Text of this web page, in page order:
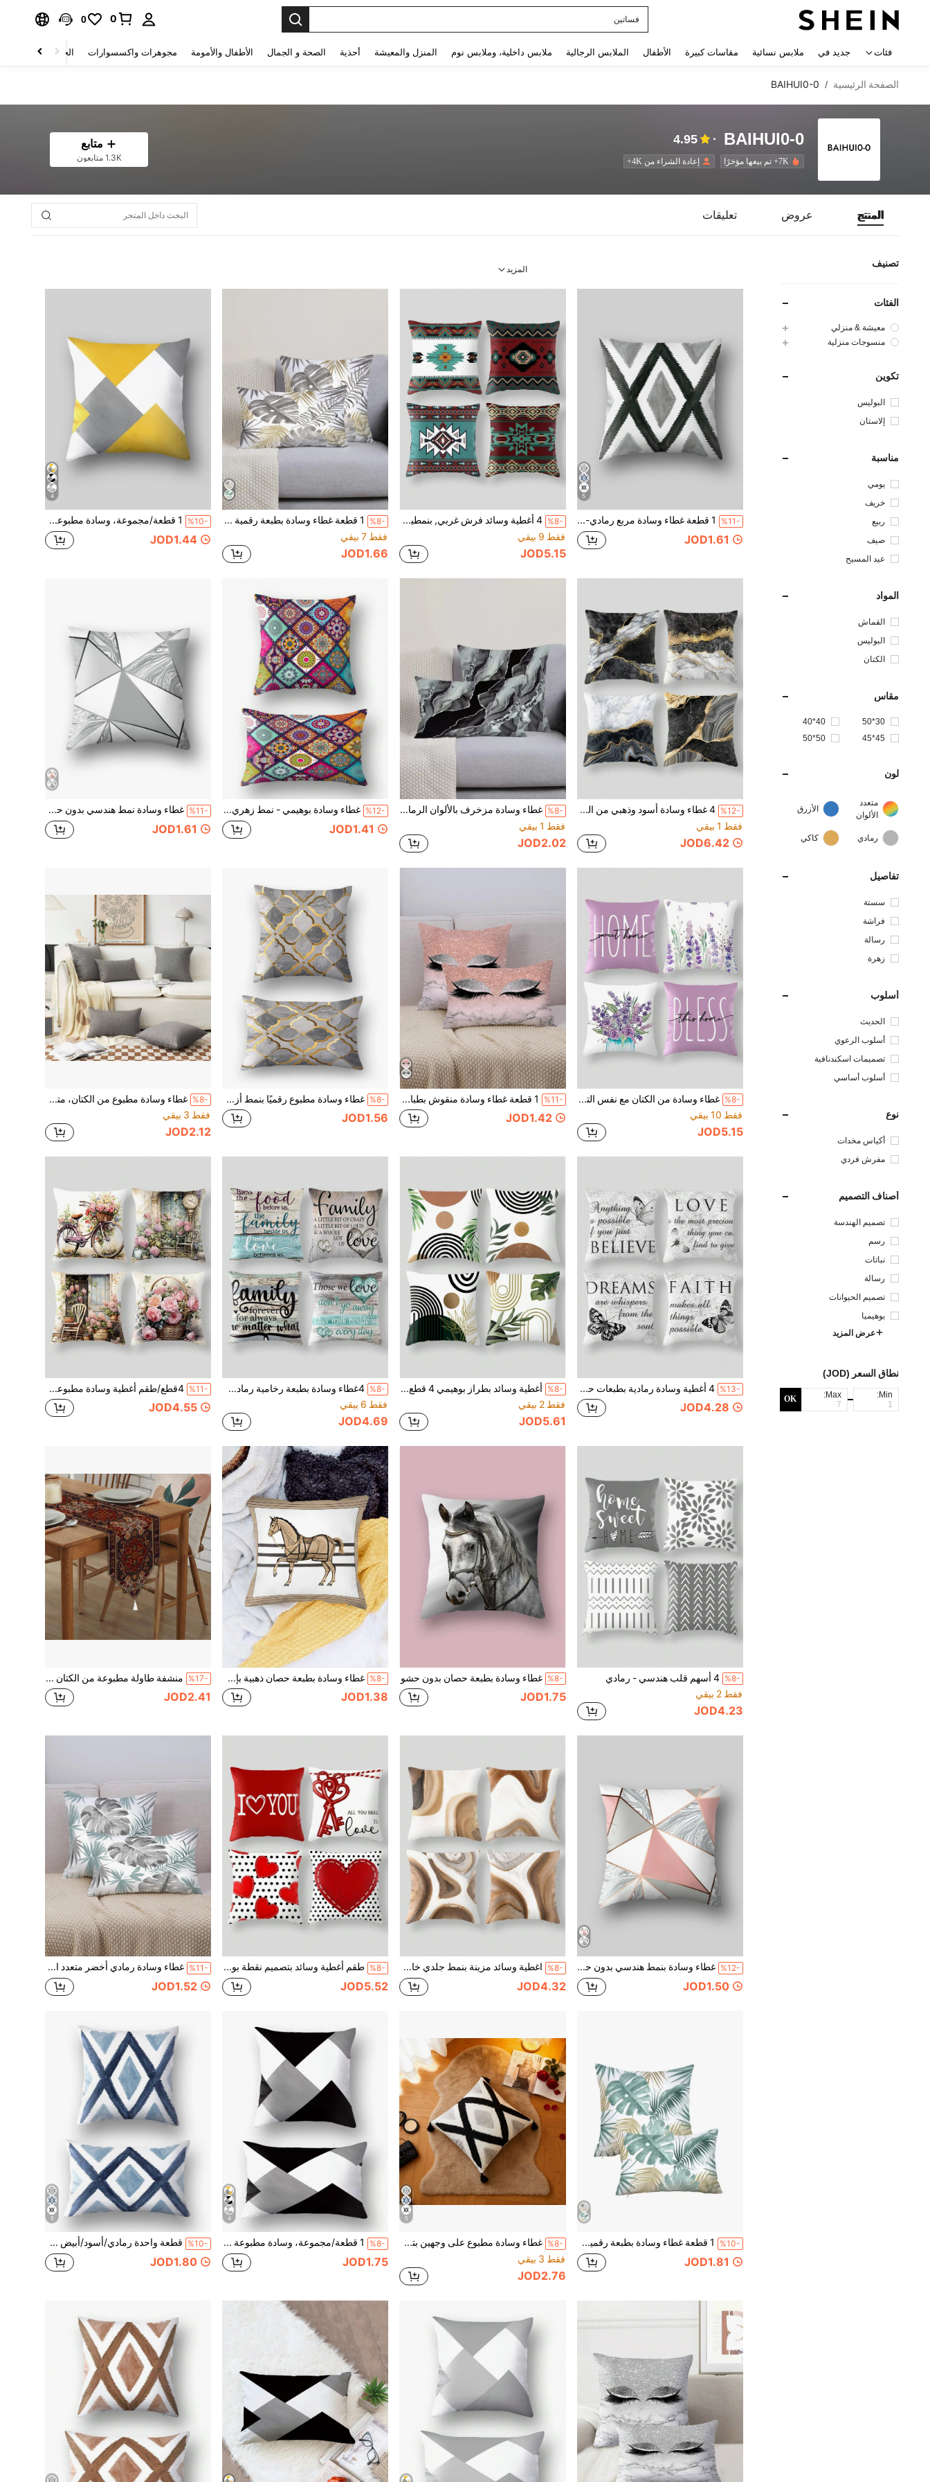
فستان
0
0
فئات جديد في ملابس نسائية مقاسات كبيرة الأطفال الملابس الرجالية ملابس داخلية، وملابس نوم المنزل والمعيشة أحذية الصحة و الجمال الأطفال والأمومة مجوهرات واكسسوارات الحقائب والأمتعة
الصفحة الرئيسية /
BAIHUI0-0
BAIHUI0-0
4.95
7K+ تم بيعها مؤخرًا إعادة الشراء من 4K+
متابع
1.3K متابعون
المنتج عروض تعليقات
تصنيف
الفئات
معيشة & منزلي
منسوجات منزلية
تكوين
البوليس
إلاستان
مناسبة
يومي
خريف
ربيع
صيف
عيد المسيح
المواد
القماش
البوليس
الكتان
مقاس
30*50
40*40
45*45
50*50
لون
متعدد
الألوان
الأزرق
رمادي كاكي
تفاصيل
سستة
فراشة
رسالة
زهرة
أسلوب
الحديث
أسلوب الرعوي
تصميمات اسكندنافية
أسلوب أساسي
نوع
أكياس مخدات
مفرش فردي
أصناف التصميم
تصميم الهندسة
رسم
نباتات
رسالة
تصميم الحيوانات
بوهيميا
عرض المزيد
نطاق السعر (JOD)
Min:
Max:
OK
المزيد
5
%11- 1 قطعة غطاء وسادة مربع رمادي-أسود-أبيض X-أخضر، طباعة رقمية، ديكور منزلي بسيط لأريكة المكتب، هدية سيارة، مسند رأس السرير، وسادة، غطاء وسادة لراحة المكتب
JOD1.61
%8-
4 أغطية وسائد فرش غربي, بنمطية هندسية بلغة الجنوب الغربية ، زخرفية بلون التركواز الهمدي, مقاس 18*18 بوصة (بدون وسادة داخل), أغطية وسائد العيد متعددة الأحجام، مطبوعة وقابلة للغسل ، مصنوعة من البوليستر، مناسبة لتزيين الغرف المختلفة، داخلية وخارجية قابلة للغسل
فقط 9 بيقي
JOD5.15
%8-
1 قطعة غطاء وسادة بطبعة رقمية ناعمة بأوراق رمادية وصفراء ودوائر خضراء، مناسب لغرف متنوعة، قابل للغسل للاستخدام الداخلي والخارجي، ديكور منزلي، غطاء وسادة للسرير والأريكة والكرسي، لموضوعات الربيع والصيف وعيد الأم والزفاف وأعياد الميلاد وحفلات المناسبات، إكسسوارات عطلات، موضة بسيطة، ديكور مكتب ومنزل، قماش ديكوري
فقط 7 بيقي
JOD1.66
4
%10- 1 قطعة/مجموعة، وسادة مطبوعة بتصميم هندسي من المعينات بألوان أصفر ورمادي وأسود وأزرق، متعددة الأحجام، مع سحاب، قابلة للغسل في الغسالة، من البوليستر، مناسبة لغرف متنوعة، غطاء وسادة رمي مطبوع، غطاء وسادة قابل للغسل للاستخدام الداخلي/الخارجي، ديكور منزلي، غطاء وسادة للسرير والأريكة والكرسي، مناسب لموضوعات الربيع/الصيف وعيد الأم والزفاف وأعياد الميلاد والحفلات، إكسسوارات العطلات، طباعة رقمية عصرية بسيطة للأريكة والمكتب
JOD1.44
%12-
4 غطاء وسادة أسود وذهبي من الرخام، غطاء وسادة ديكوري أبستراكت للأريكة، السيارة، غرفة النوم، غرفة المعيشة، ديكور المنزل، 4 قطع كاملة، النواة للوسادة غير مشمولة
فقط 1 بيقي
JOD6.42
%8-
غطاء وسادة مزخرف بالألوان الرمادي والأسود بتصميم رخامي، قطعة واحدة
فقط 1 بيقي
JOD2.02
%12- غطاء وسادة بوهيمي - نمط زهري دائري، استخدام يومي عادي
JOD1.41
%11- غطاء وسادة نمط هندسي بدون حشوة
JOD1.61
%8-
غطاء وسادة من الكتان مع نفس التصميم 4 قطع، زهور بنفسجية صغيرة، غطاء وسادة مربع، مناسب لأريكة غرفة المعيشة، رأس السرير في غرفة النوم، تغطية وسادة ديكور المنزل، مناسب للوسادة الظهر، مواسم مختلفة، لا يوجد ملء
فقط 10 بيقي
JOD5.15
%11- 1 قطعة غطاء وسادة منقوش بطباعة رقمية بنصفين: الأعلى وردي والأسفل أبيض للرموش، قابلة للإزالة بسحاب، قابلة للغسل بالغسالة، من البوليستر، مناسبة لجميع الغرف، للاستخدام الداخلي والخارجي، ديكور المنزل، غرفة النوم، غطاء وسادة كرسي الصالون، للربيع/الصيف، عيد الأم، زفاف، حفلة عيد الميلاد
JOD1.42
%8- غطاء وسادة مطبوع رقميًا بنمط أزهار الخوخ من القطيفة المنفصل (بدون إدراج) ، متوفر بأحجام متعددة ، غطاء وسادة ديكوري بطباعة رقمية بسيطة وأنيقة للكنب والمكتب والديكور المنزلي ، مواد ديكورية قماشية ، هدية السيارة ، غطاء وسادة مطبوعة ، وسادة رأس السرير ، وسادة كنبة ، مسند رأس السيارة ، غطاء وسادة المكتب
JOD1.56
%8-
غطاء وسادة مطبوع من الكتان، متعدد الألوان والأحجام، مغلق بسحاب، قابل للغسل في الغسالة، بوليستر، مناسب للاستخدام الداخلي والخارجي، ديكور المنزل، الغرفة، السرير، الأريكة، وسادة الكرسي
فقط 3 بيقي
JOD2.12
%13- 4 أغطية وسادة رمادية بطبعات حرف وفراشة، متعددة الأحجام، قابلة للغسل، ديكور المنزل، الغرفة، السرير، أريكة، وسادة الكرسي، الربيع، عيد الأم، الزفاف، أمدادات حفلة عيد الميلاد، الطباعة الرقمية، بسيطة حديثة، أريكة، ديكورات المكتب مغاريف وسادة، هدايا السيارة وأغطية وسادة مطبوعة للإسناد، السرير، الأريكة، المكتب
JOD4.28
%8-
أغطية وسائد بطراز بوهيمي 4 قطع/مجموعة، أغطية وسائد زخرفية بنمط غروب شمس مزرعي، 17.7 * 17.7 بوصة، أغطية فقط
فقط 2 بيقي
JOD5.61
%8-
4غطاء وسادة بطبعة رخامية رمادي ذهبي معدني، غطاء وسادة زخرفي هندسي أسود وذهبي للأريكة، السيارة، غرفة النوم وديكور المنزل. هذا المجموعة تأتي ب- 4 قطع و لا تتضمن حشوات الوسائدو. الأغطية متوفرة بأحجام وأشكال مختلفة بطباعة رقمية و هي أنيقة بأسلوب بسيط وقد يتم استخدامها لزينة الأرائك، المكاتب والمنازل، فضلا عن كونها هدية السيارات والمكاتب، وسادة رأس السرير والوسائد الأريكة، وهي رائعة للاستخدام المنزلي و المكتبي
فقط 6 بيقي
JOD4.69
%11- 4قطع/طقم أغطية وسادة مطبوعة بطراز قديم بسحاب، أغطية وسادة زخرفية من البوليستر قابلة للغسل بالغسالة للغرفة النوم، غرفة الجلوس، الأريكة، الكرسي، السيارة، ديكور المنزل، عيد الأم، الزفاف، عيد الميلاد
JOD4.55
%8- 4 أسهم قلب هندسي - رمادي
فقط 2 بيقي
JOD4.23
%8- غطاء وسادة بطبعة حصان بدون حشو
JOD1.75
%8- غطاء وسادة بطبعة حصان ذهبية بإطار ذهبي وقطع بيضاء مناسب للأريكة والسيارة وغرفة النوم وديكور المنزل. الغطاء متوفر بمقاسات متنوعة ويتميز بالطباعة الرقمية والأسلوب الأنيق والبسيط. إنه عنصر منزلي ديكوري مثالي للسيارة والمكتب أيضًا.
JOD1.38
%17- منشفة طاولة مطبوعة من الكتان قطعة واحدة، ممر طاولة بوهيمي متعدد الأحجام، سجادة طاولة طعام ذات نمط تركي شرقي للحفلات والتخييم والسفر والعطلات والمطبخ الريفي والصالة واستخدام داخلي وخارجي
JOD2.41
%12- غطاء وسادة بنمط هندسي بدون حشو، غطاء وسادة رمي بوليستر حديث لديكور المنزل
JOD1.50
%8- اغطية وسائد مزينة بنمط جلدي خاكي مع نمط أسود وذهبي مجرد للأريكة والسرير والسيارة وديكور المنزل مع اغطية وسائد بمقاسات مختلفة طبع رقمي بأسلوب عصري وبسيط لاستخدامها في الأريكة والمكتب والديكور المنزلي. يمكن استخدامها كهدية للسيارة، اغطية وسائد رأس مطبوعة للفراش والأريكة ووسائد مسند السيارة في المكتب
JOD4.32
%8- طقم أغطية وسائد بتصميم نقطة بولكا وقلب حب ومفتاح 4قطع،أغطية وسادة زينة أسود وذهبي للأريكة و السيارة و غرف النوم و للديكور المنزلي باربعة أحجام مختلفة، بدون وسادة، نسيج رقمي ،عصري وموجز، مناسب للأريكة والمكتب و المنزل والسيارة، قماش اغطية الوسائد للديكورات الفنية الزخرفية وهدية سيارة، غطاء وسادة مطبوع للسرير والأريكة والمكتب، ريحة الرأس والوسائد الخلفية للسيارة والمكتب
JOD5.52
%11- غطاء وسادة رمادي أخضر متعدد الأوراق مطبوع رقميًا، مع إغلاق بسحاب، قابل للغسل في الغسالة، من البوليستر، مناسب لغرف مختلفة، غطاء وسادة قابل للغسل للداخلي/الخارجي، ديكور المنزل، غطاء وسادة للسرير والأريكة والكرسي، إمدادات حفلة عيد الأم والزفاف والعيد، ديكور عطلة، غطاء وسادة زخرفي بطباعة رقمية بسيطة للأريكة والمكتب، ديكور نسيجي، هدية طباعة وسادة للسيارة، وسادة مسند الرأس، وسادة أريكة، وسادة المكتب المنزلي'
JOD1.52
%10- 1 قطعة غطاء وسادة بطبعة رقمية ناعمة بتصميم أوراق رمادية وصفراء ودائرة خضراء، مناسب لغرف متنوعة، للاستخدام الداخلي والخارجي، قابل للغسل، ديكور منزلي، غطاء وسادة للسرير والأريكة والكرسي، لموضوعات الربيع والصيف وعيد الأم والزفاف وأعياد الميلاد والحفلات، إكسسوارات عطلات، موضة بسيطة، ديكور مكتب ومنزل، قماش ديكوري
JOD1.81
5
%8-
غطاء وسادة مطبوع على وجهين بتصميم شرائط ذو خلفية رمادية وأسود وأبيض، متوفر بأحجام متعددة، طباعة رقمية، تصميم بسيط عصري، ديكور المنزل، الأريكة، المكتب، مقعد السيارة، غطاء وسادة السرير
فقط 3 بيقي
JOD2.76
4
%8- 1 قطعة/مجموعة، وسادة مطبوعة بنمط هندسي معينات باللون الأصفر والرمادي - رمادي وأسود وأزرق، متعددة الأحجام، مع سحاب، قابلة للغسيل في الغسالة، من البوليستر، مناسبة لغرف متنوعة، غطاء وسادة مطبوع للداخل والخارج، ديكور المنزل، غطاء وسادة للسرير والأريكة والكرسي، مناسبة لموضوعات الربيع والصيف وعيد الأم والزفاف وأعياد الميلاد والحفلات، إكسسوارات العطلات، طباعة رقمية، أسلوب بسيط وعصري للأريكة والمكتب
JOD1.75
5
%10- قطعة واحدة رمادي/أسود/أبيض × أخضر غطاء وسادة مزخرف عصري وبسيط، مقاسات مختلفة متاحة، شكل مربع، مثالي للأريكة، المكتب، المنزل، الفراش، ديكورات هدايا السيارات
JOD1.80